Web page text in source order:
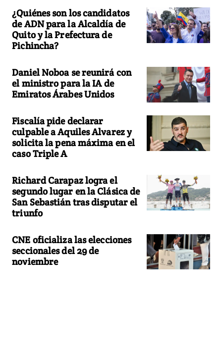
¿Quiénes son los candidatos
de ADN para la Alcaldía de
Quito y la Prefectura de
Pichincha?
Daniel Noboa se reunirá con
el ministro para la IA de
Emiratos Árabes Unidos
Fiscalía pide declarar
culpable a Aquiles Alvarez y
solicita la pena máxima en el
caso Triple A
Richard Carapaz logra el
segundo lugar en la Clásica de
San Sebastián tras disputar el
triunfo
CNE oficializa las elecciones
seccionales del 29 de
noviembre